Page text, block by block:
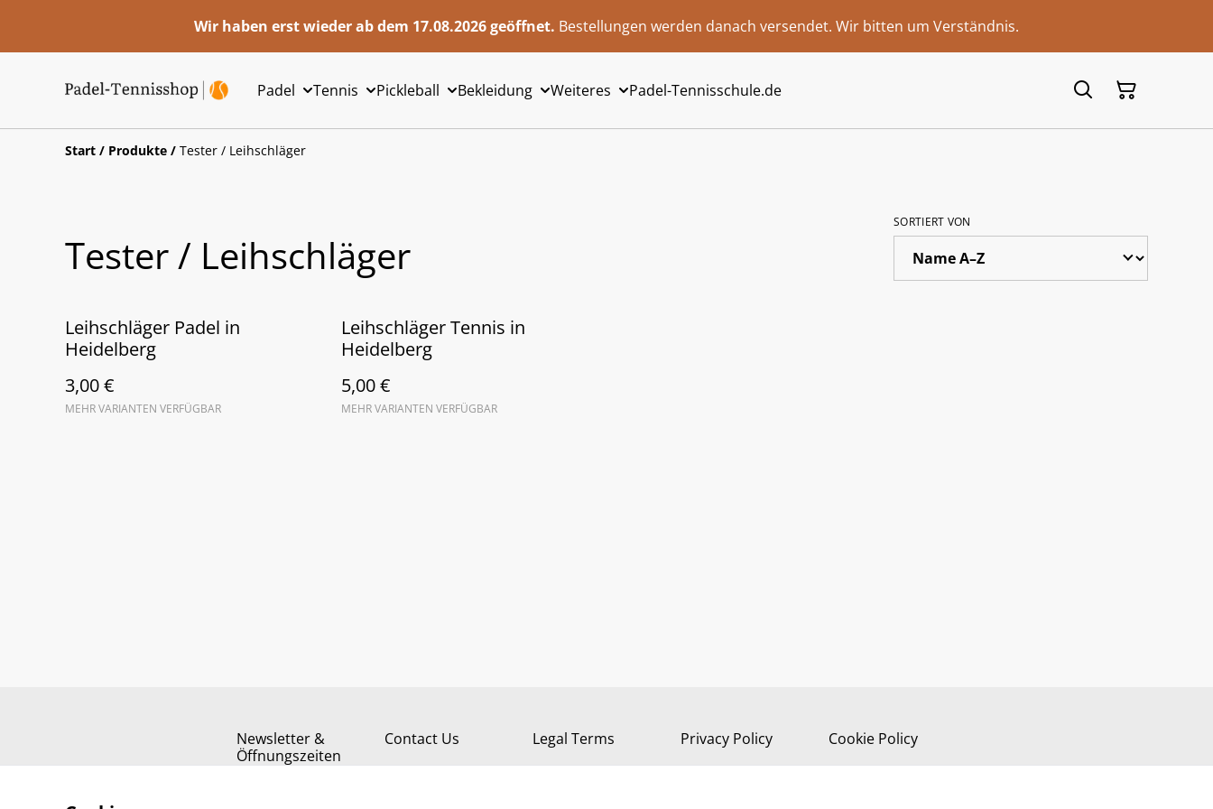
Wir haben erst wieder ab dem 17.08.2026 geöffnet. Bestellungen werden danach versendet. Wir bitten um Verständnis.
Padel Tennis Pickleball Bekleidung Weiteres Padel-Tennisschule.de
Start / Produkte / Tester / Leihschläger
Tester / Leihschläger
SORTIERT VON
Leihschläger Padel in
Heidelberg
3,00 €
MEHR VARIANTEN VERFÜGBAR
Leihschläger Tennis in
Heidelberg
5,00 €
MEHR VARIANTEN VERFÜGBAR
Newsletter &
Öffnungszeiten
Contact Us Legal Terms Privacy Policy Cookie Policy